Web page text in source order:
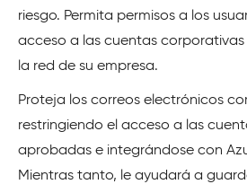
riesgo. Permita permisos a los
acceso a las cuentas
la red de su empresa.
Proteja los correos electrónicos
restringiendo el acceso a las
aprobadas e integrándose con
Mientras tanto, le ayudará a